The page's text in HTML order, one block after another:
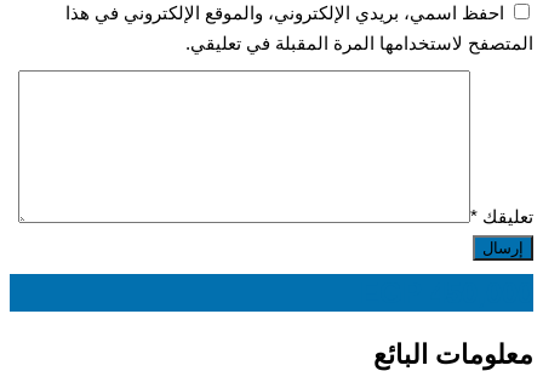
احفظ اسمي، بريدي الإلكتروني، والموقع الإلكتروني في هذا
المتصفح لاستخدامها المرة المقبلة في تعليقي.
تعليقك *
معلومات البائع